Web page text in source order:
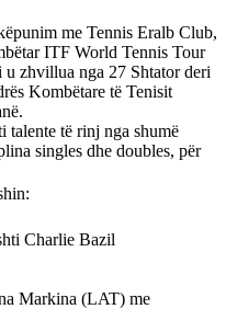
me Tennis Eralb Club,
ITF World Tennis Tour
zhvillua nga 27 Shtator deri
Kombëtare të Tenisit
talente të rinj nga shumë
singles dhe doubles, për
Charlie Bazil
Markina (LAT) me